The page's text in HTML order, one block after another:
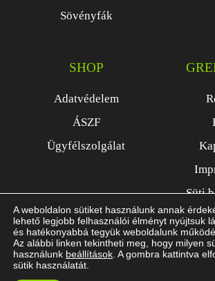
Sövényfák
SHOP
Adatvédelem
ÁSZF
Ügyfélszolgálat
Süti
Copyright © 2017 Greendom Kft. Minden
A weboldalon sütiket használunk annak
lehető legjobb felhasználói élményt nyújtsuk
és hatékonyabbá tegyük weboldalunk
Az alábbi linken tekintheti meg, hogy milyen
használunk beállítások . A gombra kattintva
sütik használatát.